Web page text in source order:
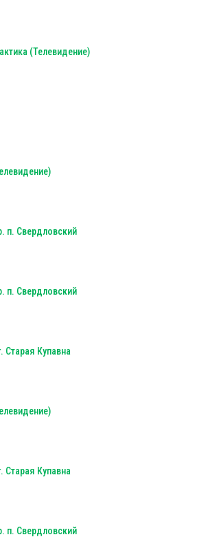
(Телевидение)
п. Свердловский
п. Свердловский
Старая Купавна
Старая Купавна
п. Свердловский